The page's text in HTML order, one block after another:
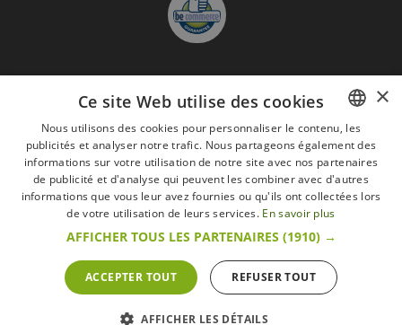
S'abonner à la Newsletter
GO
Je suis d'accord avec
Toutes les marques Conditions générales
Mentions légales
Retour & Droit de rétractation
FAQ Recrutement
s'entendent toutes taxes comprises.
Conformément au livre VI « Pratiques du marché et protection du consommateur » du
Code belge de droit économique.
Le Client agissant en tant que consommateur dispose d’un droit de
Que faire en cas de litige,Plus d'infos
FRENCH
DUTCH
×
Ce site Web utilise des cookies
Nous utilisons des cookies pour personnaliser le contenu, les
publicités et analyser notre trafic. Nous partageons également des
informations sur votre utilisation de notre site avec nos partenaires
de publicité et d'analyse qui peuvent les combiner avec d'autres
informations que vous leur avez fournies ou qu'ils ont collectées lors
de votre utilisation de leurs services. En savoir plus
AFFICHER TOUS LES PARTENAIRES (1910) →
ACCEPTER TOUT REFUSER TOUT
AFFICHER LES DÉTAILS